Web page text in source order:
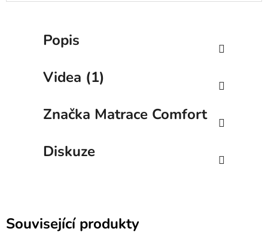
Popis
Videa (1)
Značka Matrace Comfort
Diskuze
Související produkty